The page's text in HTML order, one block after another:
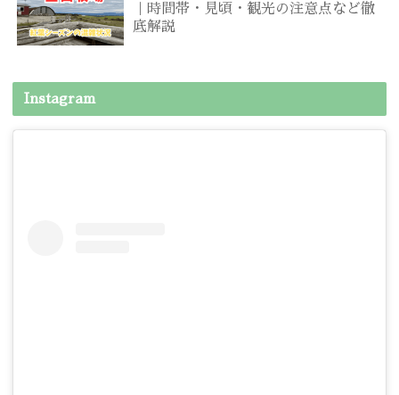
｜時間帯・見頃・観光の注意点など徹
底解説
Instagram